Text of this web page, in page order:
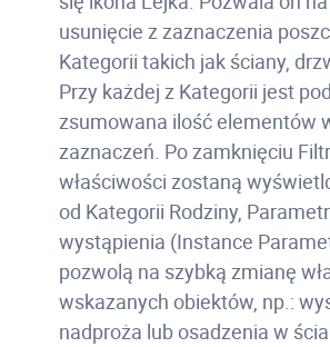
usunięcie z zaznaczenia
Kategorii takich jak ściany,
Przy każdej z Kategorii jest
zsumowana ilość elementów
zaznaczeń. Po zamknięciu
właściwości zostaną
od Kategorii Rodziny,
wystąpienia (Instance
pozwolą na szybką zmianę
wskazanych obiektów, np.:
nadproża lub osadzenia w